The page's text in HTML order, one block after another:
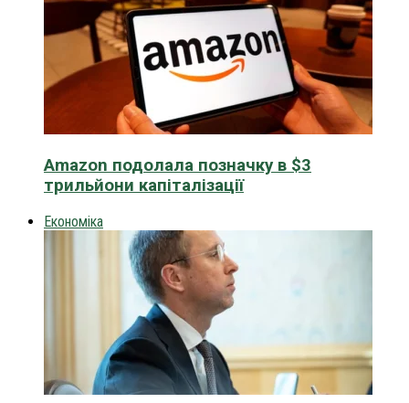
Amazon подолала позначку в $3
трильйони капіталізації
Економіка